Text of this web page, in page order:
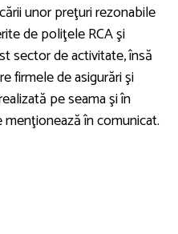
unor preţuri rezonabile
de poliţele RCA şi
sector de activitate, însă
firmele de asigurări şi
pe seama şi în
în comunicat.